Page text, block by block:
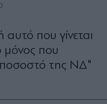
που γίνεται
μόνος που
ποσοστό της ΝΔ"